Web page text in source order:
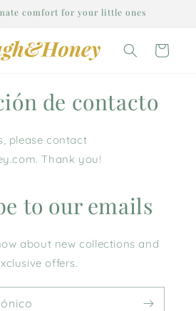
comfort for your little ones
Carrito
de contacto
please contact
Thank you!
to our emails
about new collections and
offers.